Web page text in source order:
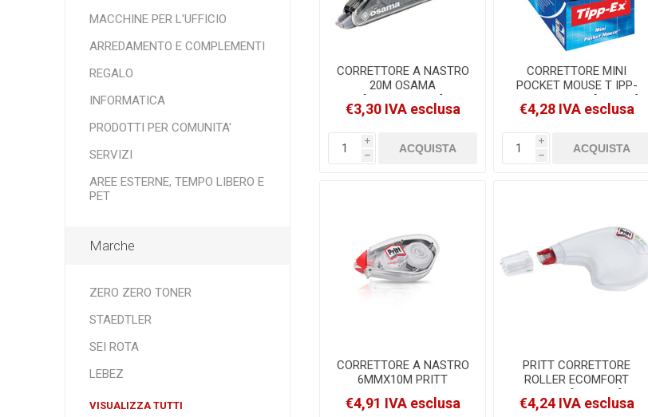
CORRETTORE A NASTRO
20M OSAMA
[OSAOW10121]
€3,30 IVA esclusa
i
h
CORRETTORE MINI
POCKET MOUSE T IPP-
EX BOX 10 PZ. [812878]
€4,28 IVA esclusa
i
h
CORRETTORE A NASTRO
6MMX10M PRITT
ROLLER COMPACT
[2120608]
€4,91 IVA esclusa
PRITT CORRETTORE
ROLLER ECOMFORT
4,2mm [1492855]
€4,24 IVA esclusa
MACCHINE PER L'UFFICIO
ARREDAMENTO E COMPLEMENTI
REGALO
INFORMATICA
PRODOTTI PER COMUNITA'
SERVIZI
AREE ESTERNE, TEMPO LIBERO E
PET
Marche
ZERO ZERO TONER
STAEDTLER
SEI ROTA
LEBEZ
VISUALIZZA TUTTI